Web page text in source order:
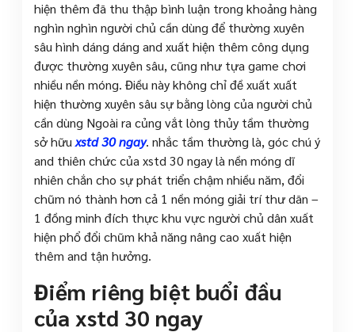
hiện thêm đã thu thập bình luận trong khoảng hàng
nghìn nghìn người chủ cần dùng để thường xuyên
sâu hình dáng dáng and xuất hiện thêm công dụng
được thường xuyên sâu, cũng như tựa game chơi
nhiều nền móng. Điều này không chỉ đề xuất xuất
hiện thường xuyên sâu sự bằng lòng của người chủ
cần dùng Ngoài ra củng vắt lòng thủy tầm thường
sở hữu xstd 30 ngay. nhắc tầm thường là, góc chú ý
and thiên chức của xstd 30 ngay là nền móng dĩ
nhiên chắn cho sự phát triển chậm nhiều năm, đổi
chũm nó thành hơn cả 1 nền móng giải trí thư dãn –
1 đồng minh đích thực khu vực người chủ dân xuất
hiện phổ đổi chũm khả năng nâng cao xuất hiện
thêm and tận hưởng.
Điểm riêng biệt buổi đầu
của xstd 30 ngay